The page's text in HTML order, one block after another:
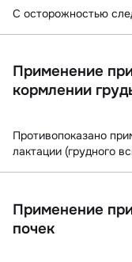
C осторожностью
Применение
кормлении
Противопоказано
лактации (грудного
Применение
почек